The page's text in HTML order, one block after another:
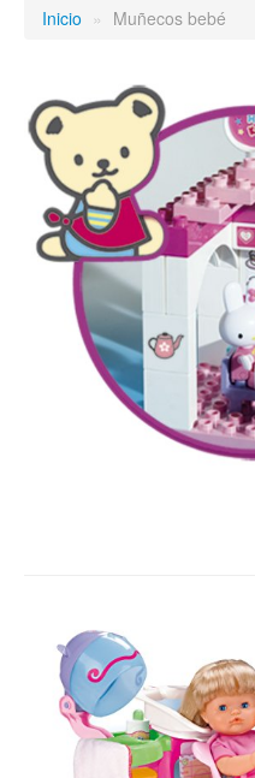
Inicio » Muñecos bebé